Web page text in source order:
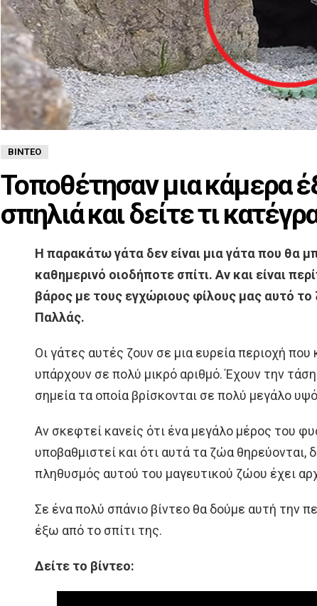
ΒΊΝΤΕΟ
Τοποθέτησαν μια κάμερα
σπηλιά και δείτε τι
Η παρακάτω γάτα δεν είναι μια γάτα που θα
καθημερινό οιοδήποτε σπίτι. Αν και είναι
βάρος με τους εγχώριους φίλους μας αυτό
Παλλάς.
Οι γάτες αυτές ζουν σε μια ευρεία περιοχή που
υπάρχουν σε πολύ μικρό αριθμό. Έχουν την
σημεία τα οποία βρίσκονται σε πολύ μεγάλο
Αν σκεφτεί κανείς ότι ένα μεγάλο μέρος του
υποβαθμιστεί και ότι αυτά τα ζώα θηρεύονται,
πληθυσμός αυτού του μαγευτικού ζώου έχει
Σε ένα πολύ σπάνιο βίντεο θα δούμε αυτή την
έξω από το σπίτι της.
Δείτε το βίντεο: